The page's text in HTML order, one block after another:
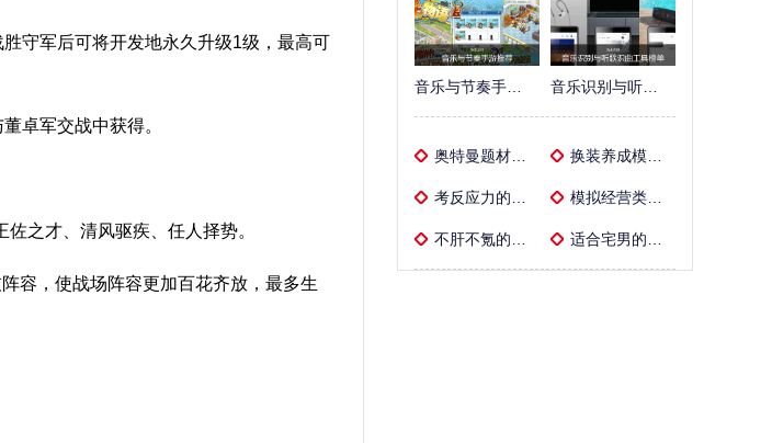
守军后可将开发地永久升级1级，最高可
卓军交战中获得。
之才、清风驱疾、任人择势。
容，使战场阵容更加百花齐放，最多生
音乐识别与听歌识曲工具榜单
换装养成模拟经营手游盘点精选
模拟经营类手游盘点榜单